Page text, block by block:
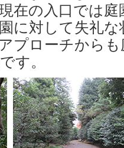
在の入口では
に対して失礼
プローチから
す。